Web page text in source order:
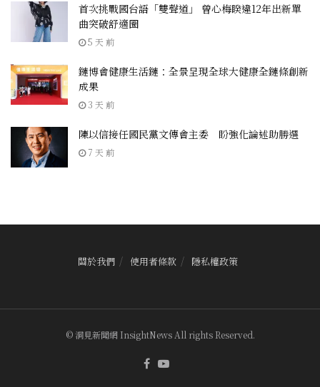
首次挑戰國台語「雙聲道」 曾心梅睽違12年出新單
曲突破舒適圈
5 天 前
鏈博會健康生活鏈：全景呈現全球大健康全鏈條創新
成果
3 天 前
陳以信接任國民黨文傳會主委 盼強化論述助勝選
7 天 前
關於我們 使用者條款 隱私權政策
© 洞見新聞網 InsightNews All rights Reserved.